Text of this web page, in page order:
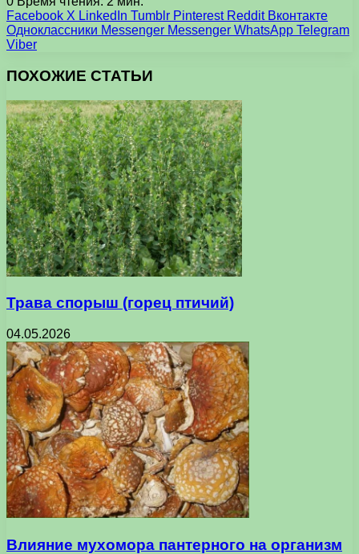
Facebook X LinkedIn Tumblr Pinterest Reddit Вконтакте
Одноклассники Messenger Messenger WhatsApp Telegram
Viber
ПОХОЖИЕ СТАТЬИ
Трава спорыш (горец птичий)
04.05.2026
Влияние мухомора пантерного на организм